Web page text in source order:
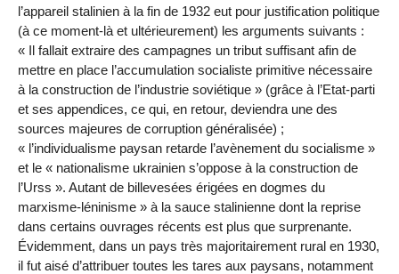
l’appareil stalinien à la fin de 1932 eut pour justification politique
(à ce moment-là et ultérieurement) les arguments suivants :
« Il fallait extraire des campagnes un tribut suffisant afin de
mettre en place l’accumulation socialiste primitive nécessaire
à la construction de l’industrie soviétique » (grâce à l’Etat-parti
et ses appendices, ce qui, en retour, deviendra une des
sources majeures de corruption généralisée) ;
« l’individualisme paysan retarde l’avènement du socialisme »
et le « nationalisme ukrainien s’oppose à la construction de
l’Urss ». Autant de billevesées érigées en dogmes du
marxisme-léninisme » à la sauce stalinienne dont la reprise
dans certains ouvrages récents est plus que surprenante.
Évidemment, dans un pays très majoritairement rural en 1930,
il fut aisé d’attribuer toutes les tares aux paysans, notamment